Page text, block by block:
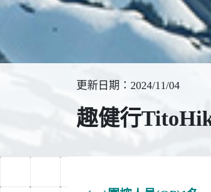
更新日期：2024/11/04
趣健行